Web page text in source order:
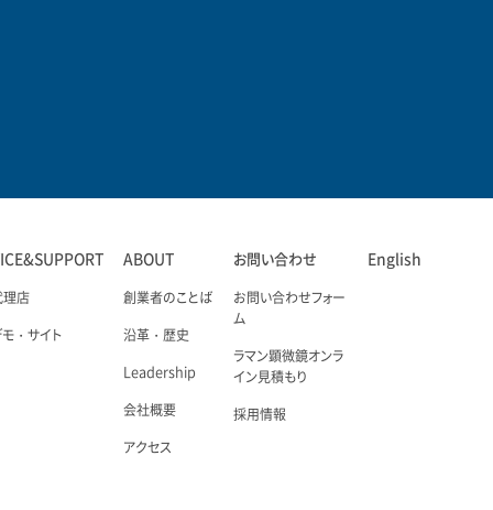
理店
・サイト
ABOUT
創業者のことば
沿革・歴史
Leadership
会社概要
アクセス
お問い合わせ
お問い合わせフォー
ム
ラマン顕微鏡オンラ
イン見積もり
採用情報
English